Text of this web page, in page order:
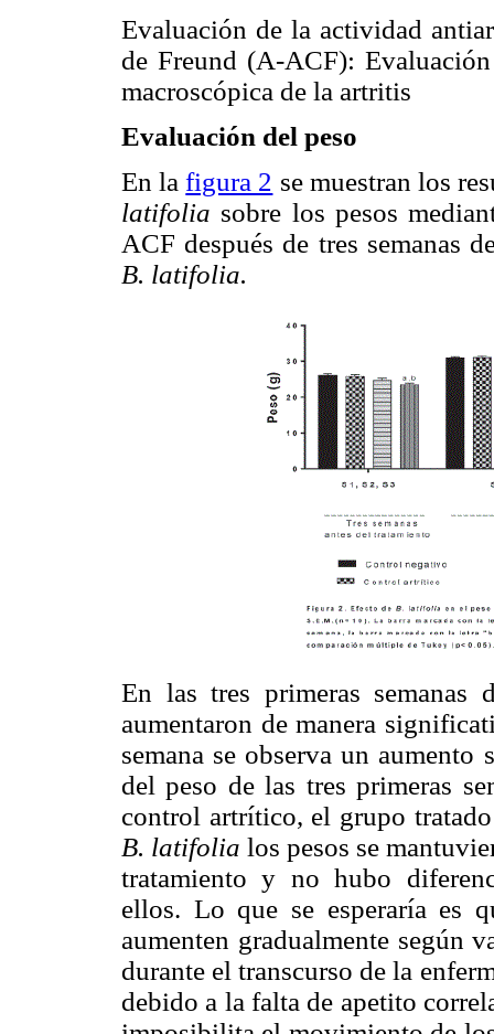
Evaluación de la actividad
de Freund (A-ACF):
macroscópica de la artritis
Evaluación del peso
En lafigura 2 se muestran los
latifolia sobre los pesos
ACF después de tres semanas
B. latifolia.
En las tres primeras
aumentaron de manera
semana se observa un
del peso de las tres primeras
control artrítico, el grupo
B. latifolialos pesos se
tratamiento y no hubo
ellos. Lo que se esperaría es
aumenten gradualmente según
durante el transcurso de la
debido a la falta de apetito